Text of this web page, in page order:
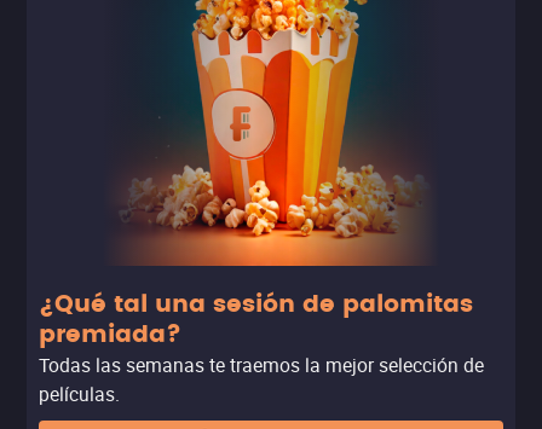
actuaciones de Ridley y de Ben Mendelsohn como el
villano “rey del pantano”.
¿Qué tal una sesión de palomitas
premiada?
Todas las semanas te traemos la mejor selección de
películas.